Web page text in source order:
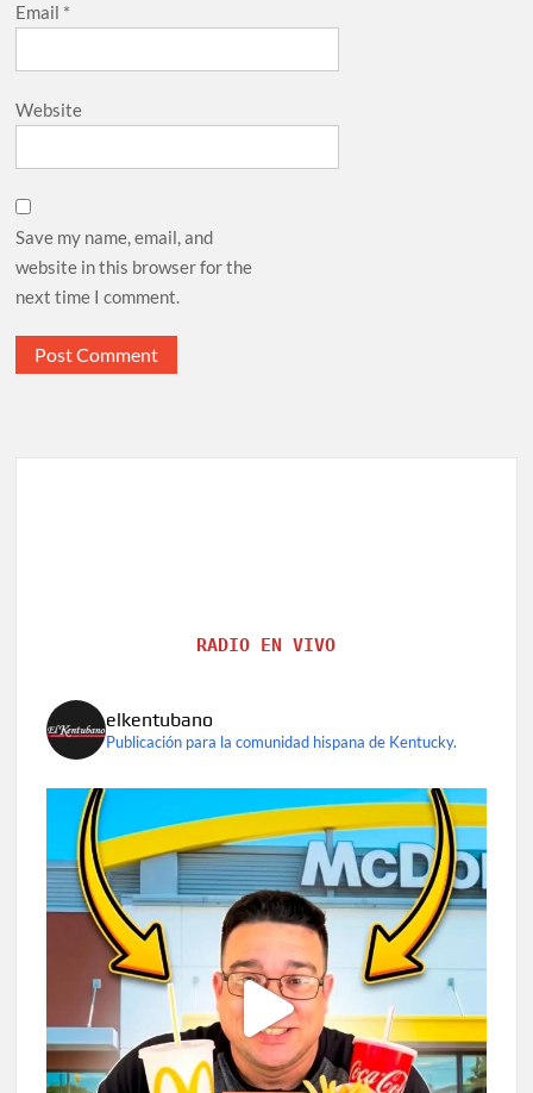
Email *
Website
Save my name, email, and
website in this browser for the
next time I comment.
RADIO EN VIVO
elkentubano
Publicación para la comunidad hispana de Kentucky.